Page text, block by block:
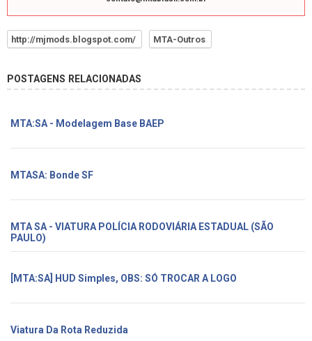
http://mjmods.blogspot.com/ MTA-Outros
POSTAGENS RELACIONADAS
MTA:SA - Modelagem Base BAEP
MTASA: Bonde SF
MTA SA - VIATURA POLÍCIA RODOVIÁRIA ESTADUAL (SÃO
PAULO)
[MTA:SA] HUD Simples, OBS: SÓ TROCAR A LOGO
Viatura Da Rota Reduzida